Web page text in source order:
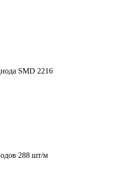
SMD 2216
288 шт/м